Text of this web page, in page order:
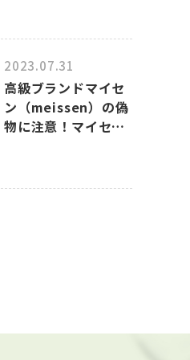
2023.07.31
高級ブランドマイセ
ン（meissen）の偽
物に注意！マイセン